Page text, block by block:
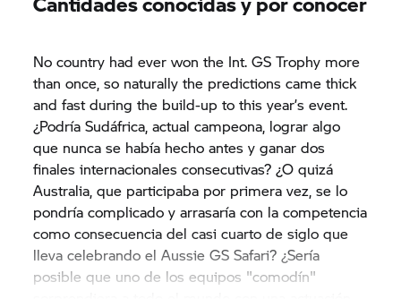
No country had ever won the Int.GS Trophy more
than once, so naturally the predictions came thick
and fast during the build-up to this year’s event.
¿Podría Sudáfrica, actual campeona, lograr algo
que nunca se había hecho antes y ganar dos
finales internacionales consecutivas? ¿O quizá
Australia, que participaba por primera vez, se lo
pondría complicado y arrasaría con la competencia
como consecuencia del casi cuarto de siglo que
lleva celebrando el Aussie GS Safari? ¿Sería
posible que uno de los equipos "comodín"